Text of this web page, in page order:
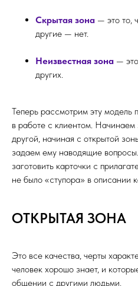
Скрытая зона — это то,
другие — нет.
Неизвестная зона —
других.
Теперь рассмотрим эту модель
в работе с клиентом. Начинаем
другой, начиная с открытой
задаем ему наводящие
заготовить карточки с
не было «ступора» в описании
ОТКРЫТАЯ ЗОНА
Это все качества, черты
человек хорошо знает, и
общении с другими людьми.